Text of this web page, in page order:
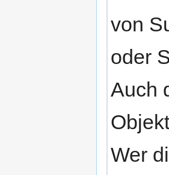
von
oder
Auch
Wer